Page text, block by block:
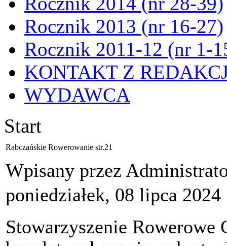
Rocznik 2013 (nr 16-27)
Rocznik 2011-12 (nr 1-
KONTAKT Z
WYDAWCA
Start
Rabczańskie Rowerowanie str.21
Wpisany przez
poniedziałek, 08 lipca 2024
Stowarzyszenie